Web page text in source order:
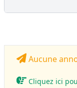
Aucune
Cliquez ici